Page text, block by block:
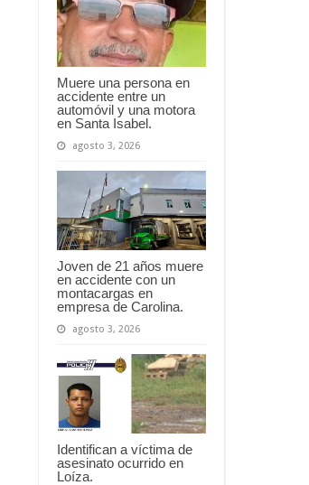
Muere una persona en
accidente entre un
automóvil y una motora
en Santa Isabel.
agosto 3, 2026
Joven de 21 años muere
en accidente con un
montacargas en
empresa de Carolina.
agosto 3, 2026
Identifican a víctima de
asesinato ocurrido en
Loíza.